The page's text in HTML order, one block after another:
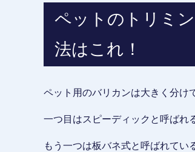
ペットのトリミ
法はこれ！
ペット用のバリカンは大きく分け
一つ目はスピーディックと呼ばれ
もう一つは板バネ式と呼ばれてい